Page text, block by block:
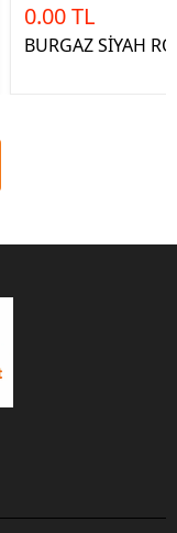
0.00 TL
BURGAZ SİYAH